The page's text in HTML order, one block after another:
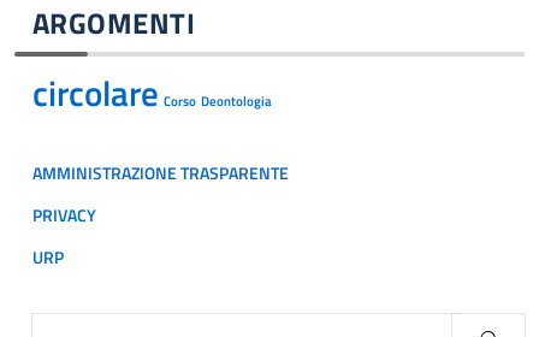
ARGOMENTI
circolare Corso Deontologia
AMMINISTRAZIONE TRASPARENTE
PRIVACY
URP